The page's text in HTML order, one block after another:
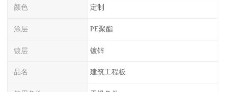
颜色 定制
涂层 PE聚酯
镀层 镀锌
品名 建筑工程板